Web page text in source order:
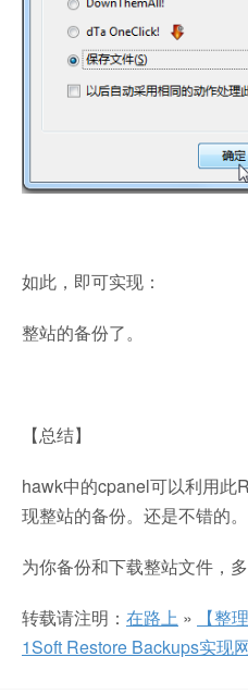
如此，即可实现：
整站的备份了。
【总结】
hawk中的cpanel可以利用此
现整站的备份。还是不错的。
为你备份和下载整站文件，多
转载请注明： 在路上 »
【整
1Soft Restore Backups实现